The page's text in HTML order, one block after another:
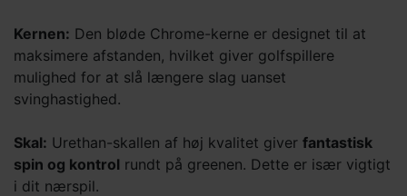
Kernen: Den bløde Chrome-kerne er designet til at
maksimere afstanden, hvilket giver golfspillere
mulighed for at slå længere slag uanset
svinghastighed.
Skal: Urethan-skallen af høj kvalitet giver fantastisk
spin og kontrol rundt på greenen. Dette er især vigtigt
i dit nærspil.